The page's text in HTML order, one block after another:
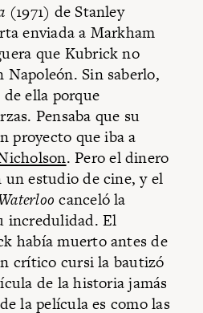
(1971) de Stanley
enviada a Markham
que Kubrick no
Sin saberlo,
ella porque
Pensaba que su
proyecto que iba a
. Pero el dinero
un estudio de cine, y el
canceló la
incredulidad. El
había muerto antes de
crítico cursi la bautizó
de la historia jamás
la película es como las